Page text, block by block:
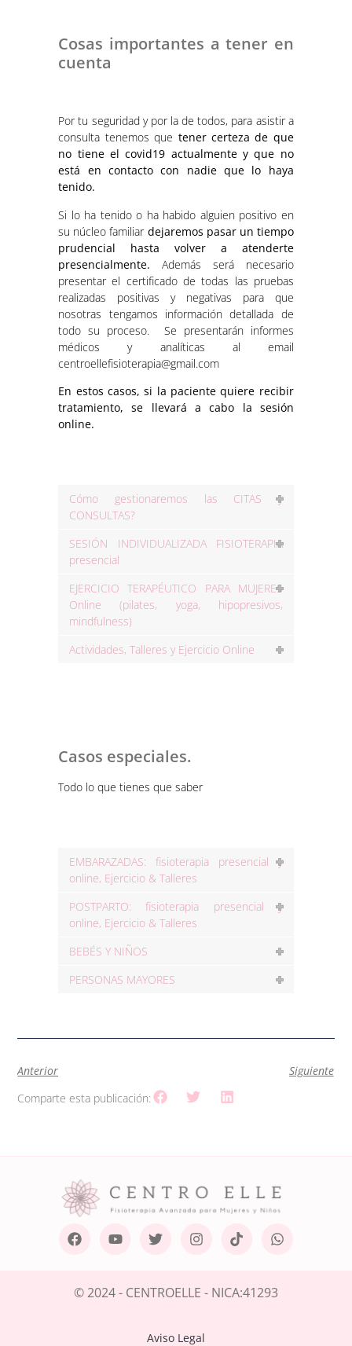
Cosas importantes a tener en
cuenta
Por tu seguridad y por la de todos, para asistir a
consulta tenemos que tener certeza de que
no tiene el covid19 actualmente y que no
está en contacto con nadie que lo haya
tenido.
Si lo ha tenido o ha habido alguien positivo en
su núcleo familiar dejaremos pasar un tiempo
prudencial hasta volver a atenderte
presencialmente. Además será necesario
presentar el certificado de todas las pruebas
realizadas positivas y negativas para que
nosotras tengamos información detallada de
todo su proceso. Se presentarán informes
médicos y analíticas al email
centroellefisioterapia@gmail.com
En estos casos, si la paciente quiere recibir
tratamiento, se llevará a cabo la sesión
online.
Cómo gestionaremos las CITAS y
CONSULTAS?
SESIÓN INDIVIDUALIZADA FISIOTERAPIA
presencial
EJERCICIO TERAPÉUTICO PARA MUJERES
Online (pilates, yoga, hipopresivos,
mindfulness)
Actividades, Talleres y Ejercicio Online
Casos especiales.
Todo lo que tienes que saber
EMBARAZADAS: fisioterapia presencial y
online, Ejercicio & Talleres
POSTPARTO: fisioterapia presencial y
online, Ejercicio & Talleres
BEBÉS Y NIÑOS
PERSONAS MAYORES
Anterior
Siguiente
Comparte esta publicación:
© 2024 - CENTROELLE - NICA:41293
Aviso Legal